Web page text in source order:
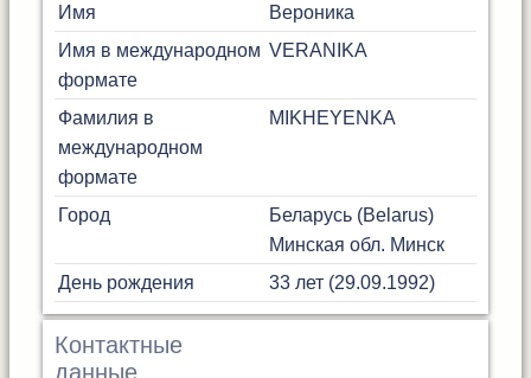
Имя
Вероника
Имя в международном
формате
VERANIKA
Фамилия в
международном
формате
MIKHEYENKA
Город
Беларусь (Belarus)
Минская обл. Минск
День рождения
33 лет (29.09.1992)
Контактные
данные